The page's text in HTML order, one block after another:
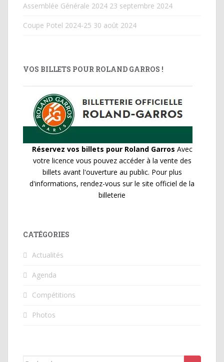
Assemblée Générale 2024 23 septembre 2024
Coupe Potel 2024-25 30 août 2024
VOS BILLETS POUR ROLAND GARROS !
Réservez vos billets pour Roland Garros Avec
votre licence vous pouvez accéder à la vente des
billets avant l'ouverture au public. Pour plus
d'informations, rendez-vous sur le site officiel de la
billeterie
CATÉGORIES
Actualités
Agenda
Compétitions
Photos